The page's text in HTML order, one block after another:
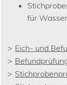
für
Eich- und